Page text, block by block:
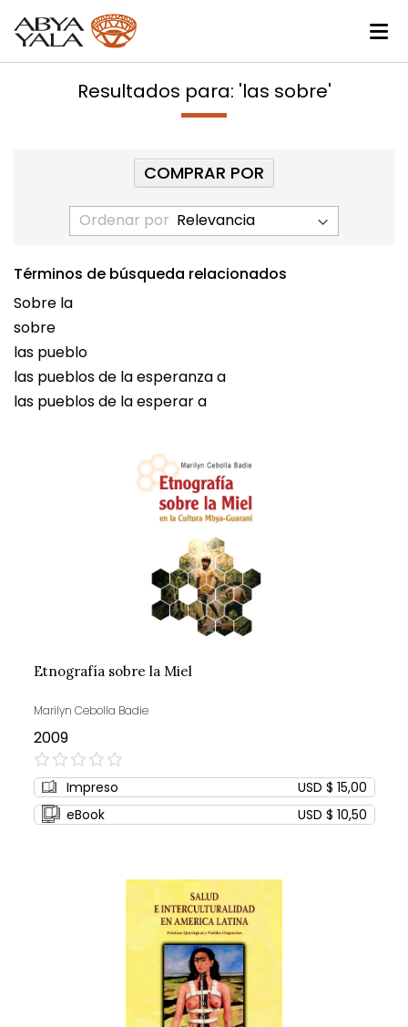
Resultados para: 'las sobre'
Ordenar por
Términos de búsqueda relacionados
Sobre la
sobre
las pueblo
las pueblos de la esperanza a
las pueblos de la esperar a
Etnografía sobre la Miel
Marilyn Cebolla Badie
2009
0%
Impreso
USD $ 15,00
eBook
USD $ 10,50
COMPRAR POR